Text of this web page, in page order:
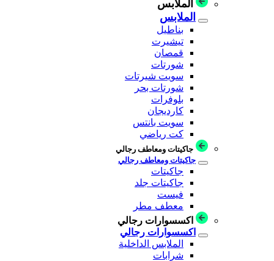
الملابس
الملابس
بناطيل
تيشيرت
قمصان
شورتات
سويت شيرتات
شورتات بحر
بلوفرات
كارديجان
سويت بانتس
كت رياضي
جاكيتات ومعاطف رجالي
جاكيتات ومعاطف رجالي
جاكيتات
جاكيتات جلد
فيست
معطف مطر
اكسسوارات رجالي
اكسسوارات رجالي
الملابس الداخلية
شرابات